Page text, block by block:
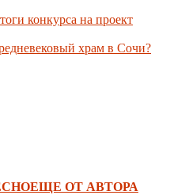
конкурса на проект
храм в Сочи?
ЕЩЕ ОТ АВТОРА